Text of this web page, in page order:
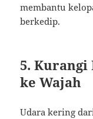
membantu
berkedip.
5. Kurangi
ke Wajah
Udara kering